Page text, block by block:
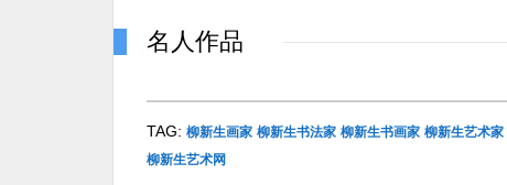
名人作品
TAG: 柳新生画家 柳新生书法家 柳新生书画家 柳新生艺术家
柳新生艺术网